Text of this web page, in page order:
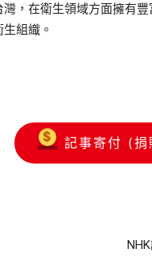
，在衛生領域方面擁有
組織。
記事寄付 (捐